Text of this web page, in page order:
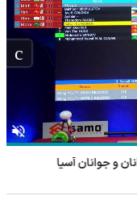
و جوانان آسیا